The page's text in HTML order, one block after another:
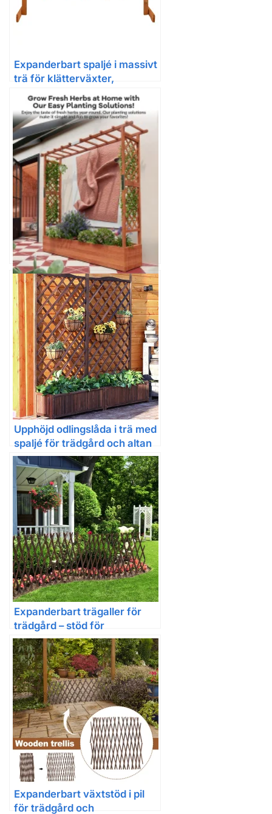
Expanderbart spaljé i massivt
trä för klätterväxter,
trädgårdsavskiljare
Upphöjd odlingslåda i trä med
spaljé, tak och sidostöd för
klätterväxter
Upphöjd odlingslåda i trä med
spaljé för trädgård och altan
Expanderbart trägaller för
trädgård – stöd för
klätterväxter
Expanderbart växtstöd i pil
för trädgård och